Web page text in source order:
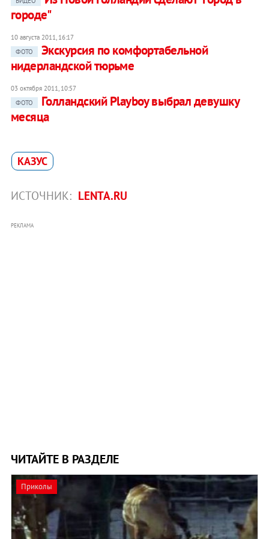
городе"
10 августа 2011, 16:17
ФОТО
Экскурсия по комфортабельной
нидерландской тюрьме
03 октября 2011, 10:57
ФОТО
Голландский Playboy выбрал девушку
месяца
КАЗУС
ИСТОЧНИК: LENTA.RU
РЕКЛАМА
ЧИТАЙТЕ В РАЗДЕЛЕ
Приколы